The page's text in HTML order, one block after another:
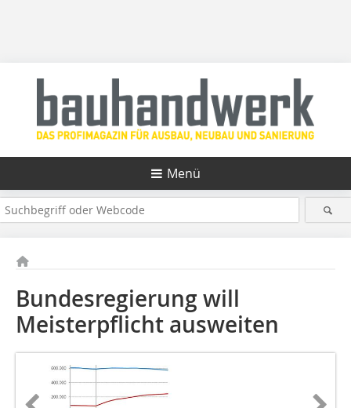
Menü
Bundesregierung will
Meisterpflicht ausweiten